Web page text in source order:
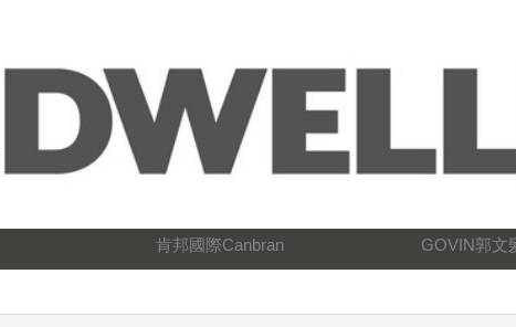
肯邦國際Canbran GOVIN郭文